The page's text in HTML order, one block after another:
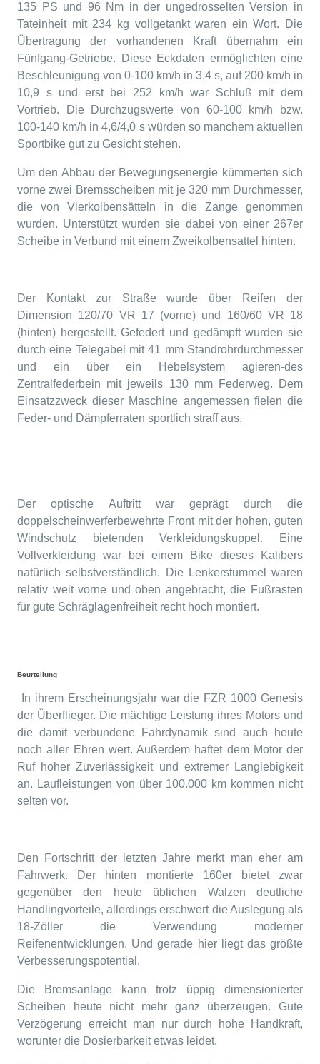
135 PS und 96 Nm in der ungedrosselten Version in
Tateinheit mit 234 kg vollgetankt waren ein Wort. Die
Übertragung der vorhandenen Kraft übernahm ein
Fünfgang-Getriebe. Diese Eckdaten ermöglichten eine
Beschleunigung von 0-100 km/h in 3,4 s, auf 200 km/h in
10,9 s und erst bei 252 km/h war Schluß mit dem
Vortrieb. Die Durchzugswerte von 60-100 km/h bzw.
100-140 km/h in 4,6/4,0 s würden so manchem aktuellen
Sportbike gut zu Gesicht stehen.
Um den Abbau der Bewegungsenergie kümmerten sich
vorne zwei Bremsscheiben mit je 320 mm Durchmesser,
die von Vierkolbensätteln in die Zange genommen
wurden. Unterstützt wurden sie dabei von einer 267er
Scheibe in Verbund mit einem Zweikolbensattel hinten.
Der Kontakt zur Straße wurde über Reifen der
Dimension 120/70 VR 17 (vorne) und 160/60 VR 18
(hinten) hergestellt. Gefedert und gedämpft wurden sie
durch eine Telegabel mit 41 mm Standrohrdurchmesser
und ein über ein Hebelsystem agieren-des
Zentralfederbein mit jeweils 130 mm Federweg. Dem
Einsatzzweck dieser Maschine angemessen fielen die
Feder- und Dämpferraten sportlich straff aus.
Der optische Auftritt war geprägt durch die
doppelscheinwerferbewehrte Front mit der hohen, guten
Windschutz bietenden Verkleidungskuppel. Eine
Vollverkleidung war bei einem Bike dieses Kalibers
natürlich selbstverständlich. Die Lenkerstummel waren
relativ weit vorne und oben angebracht, die Fußrasten
für gute Schräglagenfreiheit recht hoch montiert.
Beurteilung
In ihrem Erscheinungsjahr war die FZR 1000 Genesis
der Überflieger. Die mächtige Leistung ihres Motors und
die damit verbundene Fahrdynamik sind auch heute
noch aller Ehren wert. Außerdem haftet dem Motor der
Ruf hoher Zuverlässigkeit und extremer Langlebigkeit
an. Laufleistungen von über 100.000 km kommen nicht
selten vor.
Den Fortschritt der letzten Jahre merkt man eher am
Fahrwerk. Der hinten montierte 160er bietet zwar
gegenüber den heute üblichen Walzen deutliche
Handlingvorteile, allerdings erschwert die Auslegung als
18-Zöller die Verwendung moderner
Reifenentwicklungen. Und gerade hier liegt das größte
Verbesserungspotential.
Die Bremsanlage kann trotz üppig dimensionierter
Scheiben heute nicht mehr ganz überzeugen. Gute
Verzögerung erreicht man nur durch hohe Handkraft,
worunter die Dosierbarkeit etwas leidet.